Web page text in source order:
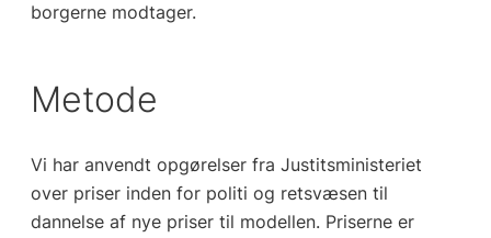
borgerne modtager.
Metode
Vi har anvendt opgørelser fra Justitsministeriet
over priser inden for politi og retsvæsen til
dannelse af nye priser til modellen. Priserne er